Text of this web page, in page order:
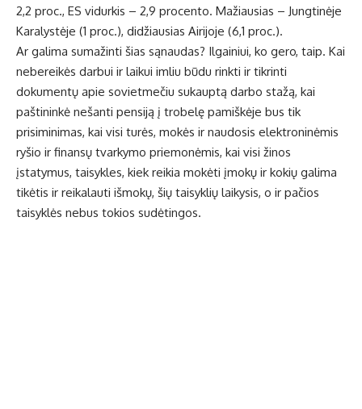
2,2 proc., ES vidurkis – 2,9 procento. Mažiausias – Jungtinėje
Karalystėje (1 proc.), didžiausias Airijoje (6,1 proc.).
Ar galima sumažinti šias sąnaudas? Ilgainiui, ko gero, taip. Kai
nebereikės darbui ir laikui imliu būdu rinkti ir tikrinti
dokumentų apie sovietmečiu sukauptą darbo stažą, kai
paštininkė nešanti pensiją į trobelę pamiškėje bus tik
prisiminimas, kai visi turės, mokės ir naudosis elektroninėmis
ryšio ir finansų tvarkymo priemonėmis, kai visi žinos
įstatymus, taisykles, kiek reikia mokėti įmokų ir kokių galima
tikėtis ir reikalauti išmokų, šių taisyklių laikysis, o ir pačios
taisyklės nebus tokios sudėtingos.